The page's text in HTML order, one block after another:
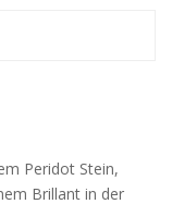
Peridot Stein,
Brillant in der